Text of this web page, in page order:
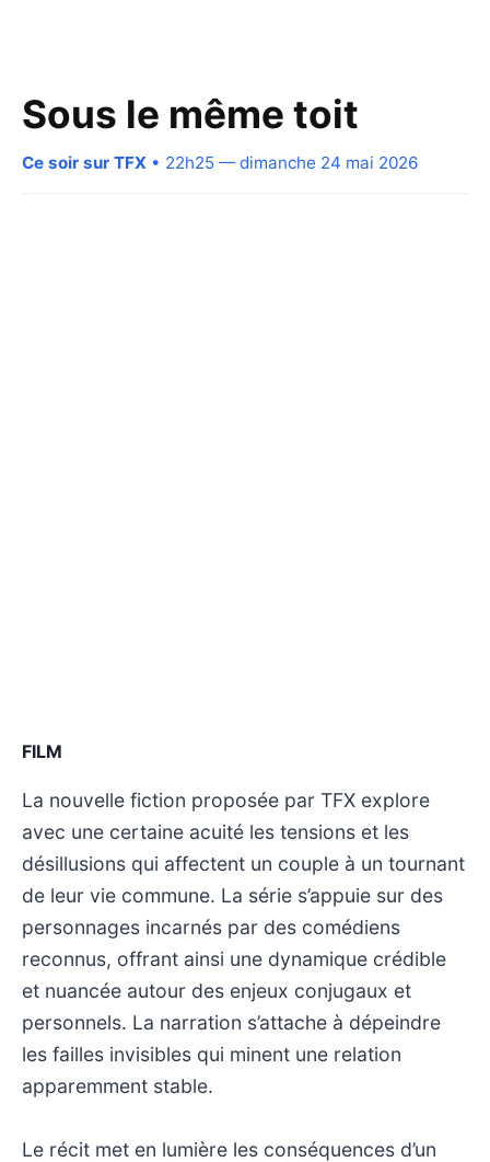
Sous le même toit
Ce soir sur TFX • 22h25 — dimanche 24 mai 2026
FILM
La nouvelle fiction proposée par TFX explore
avec une certaine acuité les tensions et les
désillusions qui affectent un couple à un tournant
de leur vie commune. La série s’appuie sur des
personnages incarnés par des comédiens
reconnus, offrant ainsi une dynamique crédible
et nuancée autour des enjeux conjugaux et
personnels. La narration s’attache à dépeindre
les failles invisibles qui minent une relation
apparemment stable.
Le récit met en lumière les conséquences d’un